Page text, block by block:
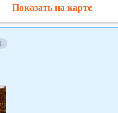
Показать на карте
1